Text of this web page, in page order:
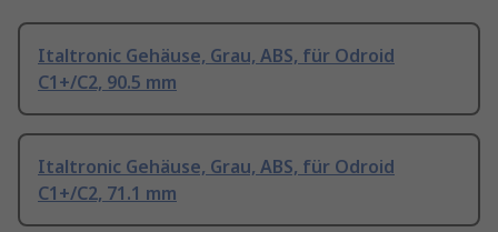
Italtronic Gehäuse, Grau, ABS, für Odroid
C1+/C2, 90.5 mm
Italtronic Gehäuse, Grau, ABS, für Odroid
C1+/C2, 71.1 mm